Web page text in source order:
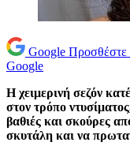
Google Προσθέστε
Google
Η χειμερινή σεζόν
στον τρόπο
βαθιές και σκούρες
σκυτάλη και να